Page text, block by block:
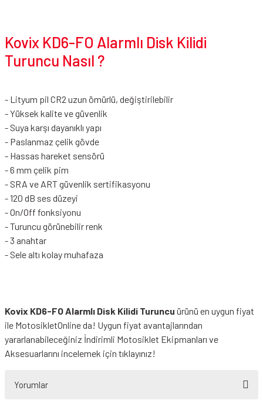
Kovix KD6-FO Alarmlı Disk Kilidi
Turuncu Nasıl ?
- Lityum pil CR2 uzun ömürlü, değiştirilebilir
- Yüksek kalite ve güvenlik
- Suya karşı dayanıklı yapı
- Paslanmaz çelik gövde
- Hassas hareket sensörü
- 6 mm çelik pim
- SRA ve ART güvenlik sertifikasyonu
- 120 dB ses düzeyi
- On/Off fonksiyonu
- Turuncu görünebilir renk
- 3 anahtar
- Sele altı kolay muhafaza
Kovix KD6-FO Alarmlı Disk Kilidi Turuncu ürünü en uygun fiyat
ile MotosikletOnline da! Uygun fiyat avantajlarından
yararlanabileceğiniz İndirimli Motosiklet Ekipmanları ve
Aksesuarlarını incelemek için tıklayınız!
Yorumlar